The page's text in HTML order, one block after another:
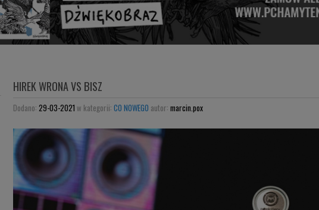
HIREK WRONA VS BISZ
Dodano: 29-03-2021 w kategorii: CO NOWEGO autor: marcin.pox